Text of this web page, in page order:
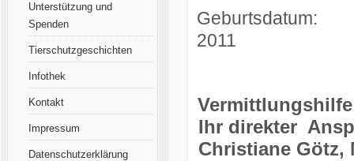
Unterstützung und
Spenden
Tierschutzgeschichten
Infothek
Kontakt
Impressum
Datenschutzerklärung
Geburtsdatum:
2011
Ihr direkter
Christiane Götz,